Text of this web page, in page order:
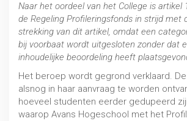
Naar het oordeel van het College is artikel
de Regeling Profileringsfonds in strijd met
strekking van dit artikel, omdat een
bij voorbaat wordt uitgesloten zonder dat
inhoudelijke beoordeling heeft
Het beroep wordt gegrond verklaard.
alsnog in haar aanvraag te worden
hoeveel studenten eerder gedupeerd
waarop Avans Hogeschool met het